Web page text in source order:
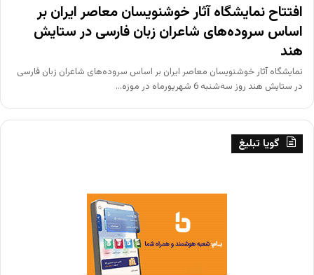
افتتاح نمایشگاه آثار خوشنویسان معاصر ایران بر
اساس سروده‌‌های شاعران زبان فارسی‌ در ستایش
هند
نمایشگاه آثار خوشنویسان معاصر ایران بر اساس سروده‌‌های شاعران زبان فارسی‌
در ستایش هند روز سه‌شنبه 6 شهریورماه در موزه…
گویا تبلیغ